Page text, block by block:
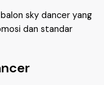
sky dancer yang
dan standar